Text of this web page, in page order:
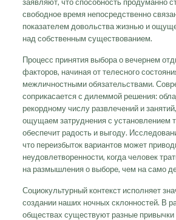
свободное время непосредственно
показателем довольства жизнью и
над собственным существованием.
Процесс принятия выбора о вечернем
факторов, начиная от телесного
межличностными обязательствами.
соприкасается с дилеммой решения:
рекордному числу развлечений и
ощущаем затруднения с установлением
обеспечит радость и выгоду.
что переизбыток вариантов может
неудовлетворенности, когда человек
на размышления о выборе, чем на само
Социокультурный контекст исполняет
создании наших ночных склонностей. В
обществах существуют разные привычки